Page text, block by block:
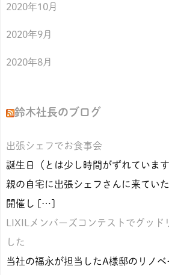
2020年10月
2020年9月
2020年8月
鈴木社長のブログ
出張シェフでお食事会
誕生日（とは少し時間がずれていま
親の自宅に出張シェフさんに来てい
開催し […]
LIXILメンバーズコンテストでグッド
した
当社の福永が担当したA様邸のリノ